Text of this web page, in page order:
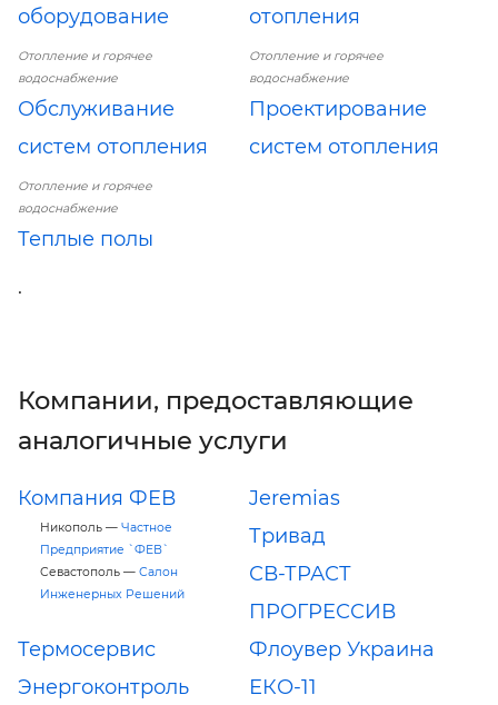
оборудование отопления
Отопление и горячее
водоснабжение
Обслуживание
систем отопления
Отопление и горячее
водоснабжение
Проектирование
систем отопления
Отопление и горячее
водоснабжение
Теплые полы
.
Компании, предоставляющие
аналогичные услуги
Компания ФЕВ
Никополь — Частное
Предприятие `ФЕВ`
Севастополь — Салон
Инженерных Решений
Jeremias
Тривад
СВ-ТРАСТ
ПРОГРЕССИВ
Термосервис
Флоувер Украина
Энергоконтроль
ЕКО-11